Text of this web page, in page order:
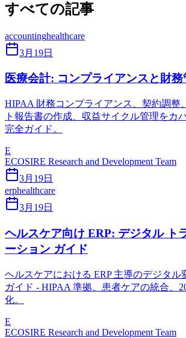
すべての記事
accountinghealthcare
3月19日
医療会計: コンプライアンスと財務
HIPAA 財務コンプライアンス、契約調整
ト報告書の作成、収益サイクル管理をカ
完全ガイド。
E
ECOSIRE Research and Development Team
3月19日
erphealthcare
3月19日
ヘルスケア向け ERP: デジタル ト
ーション ガイド
ヘルスケアにおける ERP 主導のデジタル
ガイド - HIPAA 準拠、患者ケアの統合、
化。
E
ECOSIRE Research and Development Team